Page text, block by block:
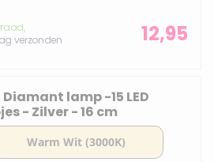
verzonden
12,95
lamp -15 LED
- Zilver - 16 cm